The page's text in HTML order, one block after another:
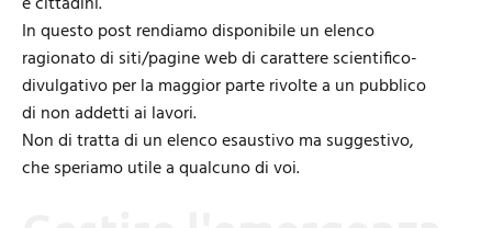
In questo post rendiamo disponibile un elenco
ragionato di siti/pagine web di carattere scientifico-
divulgativo per la maggior parte rivolte a un pubblico
di non addetti ai lavori.
Non di tratta di un elenco esaustivo ma suggestivo,
che speriamo utile a qualcuno di voi.